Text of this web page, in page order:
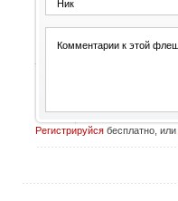
Регистрируйсябесплатно, или